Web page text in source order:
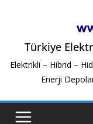
Türkiye
Elektrikli – Hibrid –
Enerji